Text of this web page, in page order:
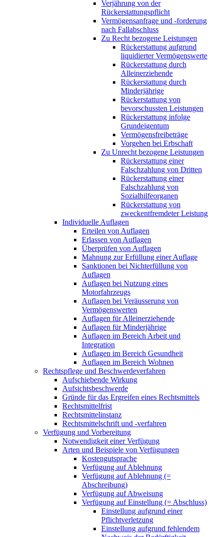
Verjährung von der
Rückerstattungspflicht
Vermögensanfrage und -forderung
nach Fallabschluss
Zu Recht bezogene Leistungen
Rückerstattung aufgrund
liquidierter Vermögenswerte
Rückerstattung durch
Alleinerziehende
Rückerstattung durch
Minderjährige
Rückerstattung von
bevorschussten Leistungen
Rückerstattung infolge
Grundeigentum
Vermögensfreibeträge
Vorgehen bei Erbschaft
Zu Unrecht bezogene Leistungen
Rückerstattung einer
Falschzahlung von Dritten
Rückerstattung einer
Falschzahlung von
Sozialhilfeorganen
Rückerstattung von
zweckentfremdeter Leistung
Individuelle Auflagen
Erteilen von Auflagen
Erlassen von Auflagen
Überprüfen von Auflagen
Mahnung zur Erfüllung einer Auflage
Sanktionen bei Nichterfüllung von
Auflagen
Auflagen bei Nutzung eines
Motorfahrzeugs
Auflagen bei Veräusserung von
Vermögenswerten
Auflagen für Alleinerziehende
Auflagen für Minderjährige
Auflagen im Bereich Arbeit und
Integration
Auflagen im Bereich Gesundheit
Auflagen im Bereich Wohnen
Rechtspflege und Beschwerdeverfahren
Aufschiebende Wirkung
Aufsichtsbeschwerde
Gründe für das Ergreifen eines Rechtsmittels
Rechtsmittelfrist
Rechtsmittelinstanz
Rechtsmittelschrift und -verfahren
Verfügung und Vorbereitung
Notwendigkeit einer Verfügung
Arten und Beispiele von Verfügungen
Kostengutsprache
Verfügung auf Ablehnung
Verfügung auf Ablehnung (=
Abschreibung)
Verfügung auf Abweisung
Verfügung auf Einstellung (= Abschluss)
Einstellung aufgrund einer
Pflichtverletzung
Einstellung aufgrund fehlendem